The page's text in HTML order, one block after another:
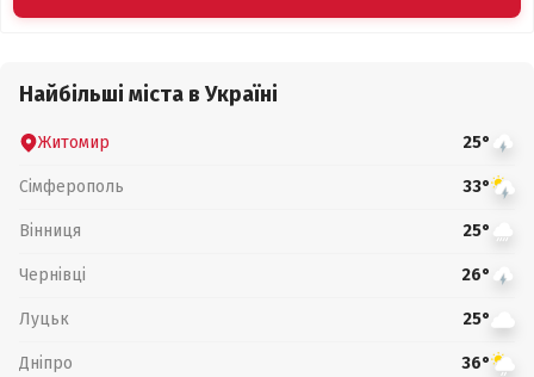
Найбільші міста в Україні
Житомир 25°
Сімферополь 33°
Вінниця 25°
Чернівці 26°
Луцьк 25°
Дніпро 36°